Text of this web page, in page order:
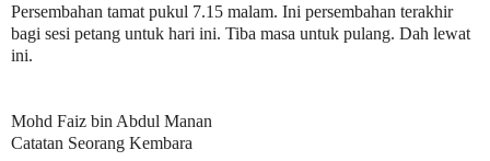
Persembahan tamat pukul 7.15 malam. Ini persembahan terakhir
bagi sesi petang untuk hari ini. Tiba masa untuk pulang. Dah lewat
ini.
Mohd Faiz bin Abdul Manan
Catatan Seorang Kembara